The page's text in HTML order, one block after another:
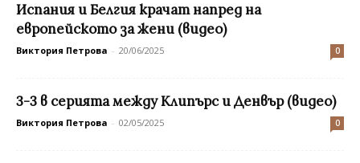
Испания и Белгия крачат напред на
европейското за жени (видео)
Виктория Петрова - 20/06/2025 0
3-3 в серията между Клипърс и Денвър (видео)
Виктория Петрова - 02/05/2025 0